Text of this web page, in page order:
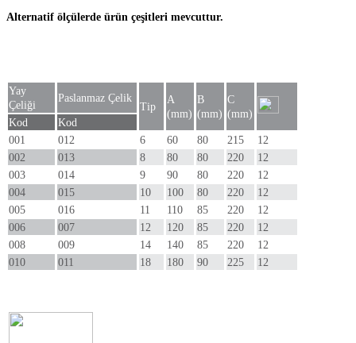
Alternatif ölçülerde ürün çeşitleri mevcuttur.
Yay
Çeliği
Paslanmaz Çelik
Tip
A
(mm)
B
(mm)
C
(mm)
Kod
Kod
001
012 6 60 80 215
12
002
013 8 80 80 220
12
003
014 9 90 80 220
12
004
015 10 100 80 220
12
005
016 11 110 85 220
12
006
007 12 120 85 220
12
008
009 14 140 85 220
12
010
011 18 180 90 225 12